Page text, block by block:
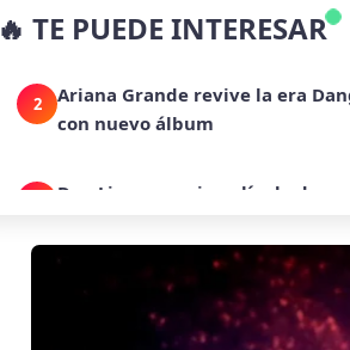
🔥 TE PUEDE INTERESAR
despecho en un himno para
2
Ariana Grande revive la era
con nuevo álbum
Dua Lipa anuncia película de
Michael Jackson y la canción